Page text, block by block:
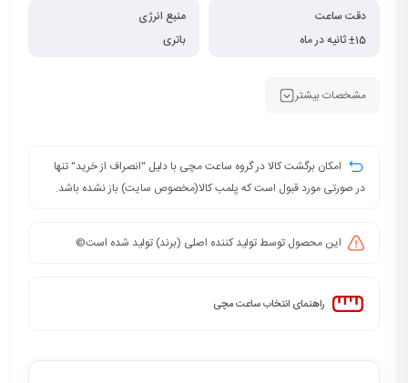
دقت ساعت
±15 ثانیه در ماه
منبع انرژی
باتری
مشخصات بیشتر
امکان برگشت کالا در گروه ساعت مچی با دلیل "انصراف از خرید" تنها
در صورتی مورد قبول است که پلمب کالا(مخصوص سایت) باز نشده باشد.
این محصول توسط تولید کننده اصلی (برند) تولید شده است©️
راهنمای انتخاب ساعت مچی